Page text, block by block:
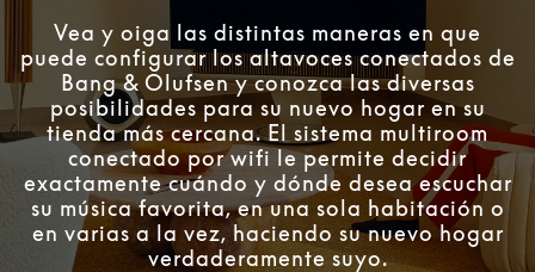
Vea y oiga las distintas maneras en que
puede configurar los altavoces conectados de
Bang & Olufsen y conozca las diversas
posibilidades para su nuevo hogar en su
tienda más cercana. El sistema multiroom
conectado por wifi le permite decidir
exactamente cuándo y dónde desea escuchar
su música favorita, en una sola habitación o
en varias a la vez, haciendo su nuevo hogar
verdaderamente suyo.